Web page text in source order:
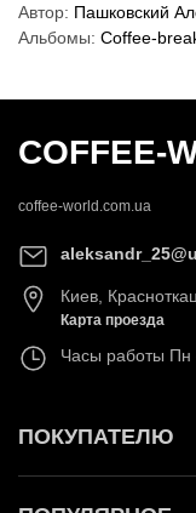
Автор: Пашковский
Альбомы: Coffee-
COFFEE-
coffee-world.com.ua
Киев,
Карта проезда
Часы работы Пн
ПОКУПАТЕЛЮ